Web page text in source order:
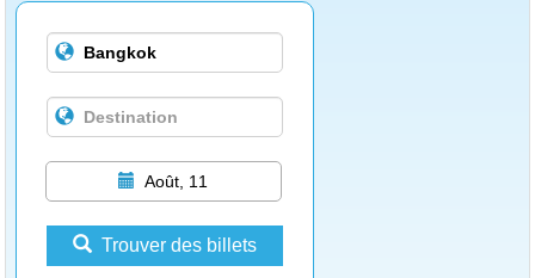
Août, 11
Trouver des billets